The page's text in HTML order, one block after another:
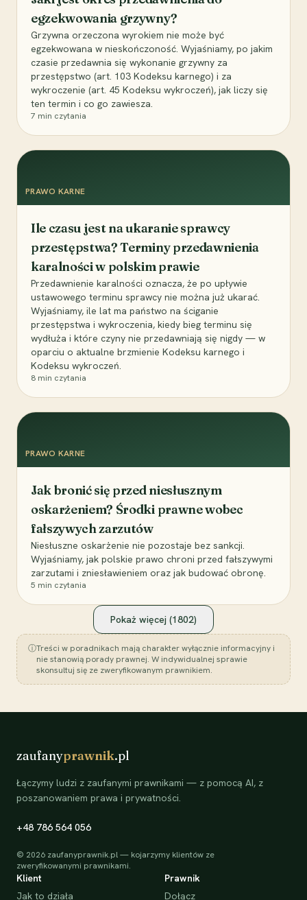
egzekwowania grzywny?
Grzywna orzeczona wyrokiem nie może być
egzekwowana w nieskończoność. Wyjaśniamy, po jakim
czasie przedawnia się wykonanie grzywny za
przestępstwo (art. 103 Kodeksu karnego) i za
wykroczenie (art. 45 Kodeksu wykroczeń), jak liczy się
ten termin i co go zawiesza.
7 min czytania
PRAWO KARNE
Ile czasu jest na ukaranie sprawcy
przestępstwa? Terminy przedawnienia
karalności w polskim prawie
Przedawnienie karalności oznacza, że po upływie
ustawowego terminu sprawcy nie można już ukarać.
Wyjaśniamy, ile lat ma państwo na ściganie
przestępstwa i wykroczenia, kiedy bieg terminu się
wydłuża i które czyny nie przedawniają się nigdy — w
oparciu o aktualne brzmienie Kodeksu karnego i
Kodeksu wykroczeń.
8 min czytania
PRAWO KARNE
Jak bronić się przed niesłusznym
oskarżeniem? Środki prawne wobec
fałszywych zarzutów
Niesłuszne oskarżenie nie pozostaje bez sankcji.
Wyjaśniamy, jak polskie prawo chroni przed fałszywymi
zarzutami i zniesławieniem oraz jak budować obronę.
5 min czytania
Pokaż więcej (1802)
ⓘTreści w poradnikach mają charakter wyłącznie informacyjny i
nie stanowią porady prawnej. W indywidualnej sprawie
skonsultuj się ze zweryfikowanym prawnikiem.
zaufanyprawnik.pl
Łączymy ludzi z zaufanymi prawnikami — z pomocą AI, z
poszanowaniem prawa i prywatności.
+48 786 564 056
© 2026 zaufanyprawnik.pl — kojarzymy klientów ze
zweryfikowanymi prawnikami.
Klient
Jak to działa
Prawnik
Dołącz